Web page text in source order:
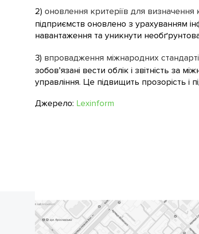
2) оновлення критеріїв для визначення
підприємств оновлено з урахуванням
навантаження та уникнути
3) впровадження міжнародних
зобов’язані вести облік і звітність за
управління. Це підвищить прозорість і
Джерело: Lexinform